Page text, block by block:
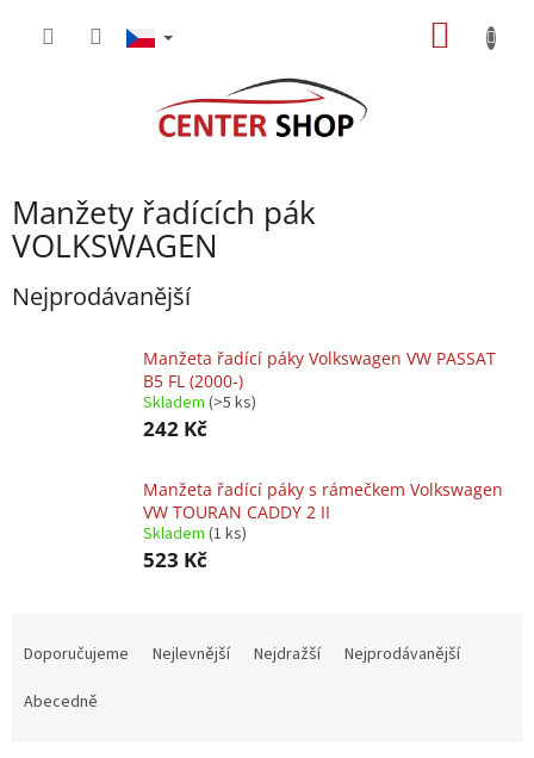
Manžety řadících pák
VOLKSWAGEN
Nejprodávanější
Manžeta řadící páky Volkswagen VW PASSAT
B5 FL (2000-)
Skladem (>5 ks)
242 Kč
Manžeta řadící páky s rámečkem Volkswagen
VW TOURAN CADDY 2 II
Skladem (1 ks)
523 Kč
Doporučujeme Nejlevnější Nejdražší
Nejprodávanější
Abecedně